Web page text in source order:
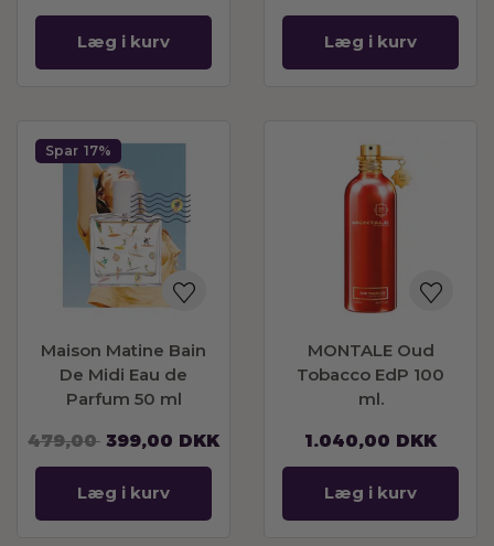
Læg i kurv Læg i kurv
Spar 17%
Maison Matine Bain
De Midi Eau de
Parfum 50 ml
479,00 399,00 DKK
Læg i kurv
MONTALE Oud
Tobacco EdP 100
ml.
1.040,00 DKK
Læg i kurv